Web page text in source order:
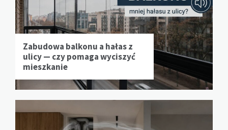
Zabudowa balkonu a hałas z
ulicy — czy pomaga wyciszyć
mieszkanie